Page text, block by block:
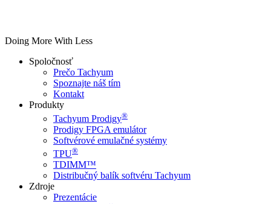
Doing More With Less
Spoločnosť
Prečo Tachyum
Spoznajte náš tím
Kontakt
Produkty
Tachyum Prodigy®
Prodigy FPGA emulátor
Softvérové emulačné systémy
TPU®
TDIMM™
Distribučný balík softvéru Tachyum
Zdroje
Prezentácie